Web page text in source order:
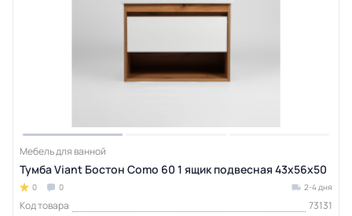
Мебель для ванной
Тумба Viant Бостон Como 60 1 ящик подвесная 43х56х50
0 0 2-4 дня
Код товара
73131